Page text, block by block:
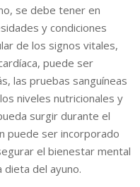
se debe tener en
y condiciones
de los signos vitales,
puede ser
las pruebas sanguíneas
niveles nutricionales y
surgir durante el
puede ser incorporado
el bienestar mental
dieta del ayuno.